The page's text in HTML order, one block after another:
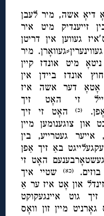
דיאָ אשה, מיר לעבן
זייענדיק מיט איר
געווען אין דריטן
מיר
ניטאָ מיט אונדז קיין
אונדז ביידן אין
אָטאָ דער אשה איז
זי האָט זיך
(כ)האָט זי זיך
צוגענומען מיין
געטרייע, בין
באַ זיך אַפן
האָט זי
בוזים.(כא)
שטיי איך
זינדל און אָט איז ער אַ
גוט איינגעקוקט
מיין זון וואָס